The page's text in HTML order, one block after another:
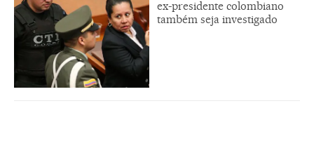
ex-presidente colombiano
também seja investigado